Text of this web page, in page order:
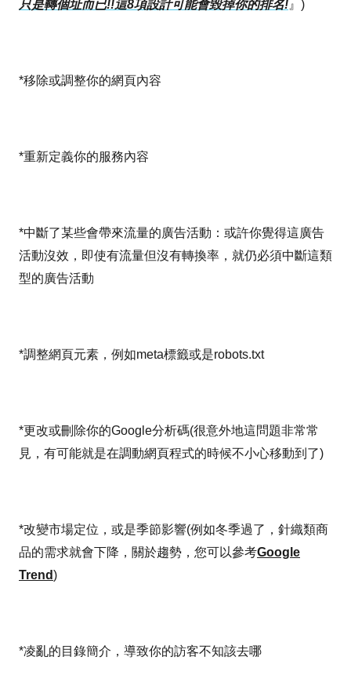
只是轉個址而已!!這8項設計可能會毀掉你的排名! 』)
*移除或調整你的網頁內容
*重新定義你的服務內容
*中斷了某些會帶來流量的廣告活動：或許你覺得這廣告
活動沒效，即使有流量但沒有轉換率，就仍必須中斷這類
型的廣告活動
*調整網頁元素，例如meta標籤或是robots.txt
*更改或刪除你的Google分析碼(很意外地這問題非常常
見，有可能就是在調動網頁程式的時候不小心移動到了)
*改變市場定位，或是季節影響(例如冬季過了，針織類商
品的需求就會下降，關於趨勢，您可以參考Google
Trend)
*凌亂的目錄簡介，導致你的訪客不知該去哪